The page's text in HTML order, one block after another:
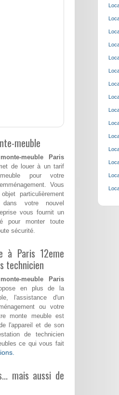
meuble
meuble Paris
de louer à un tarif
pour votre
Vous
particulièrement
votre nouvel
vous fournit un
pour monter toute
sécurité.
à Paris 12eme
technicien
meuble Paris
en plus de la
l'assistance d'un
ou votre
monte meuble est
l'appareil et de son
de technicien
ce qui vous fait
mais aussi de